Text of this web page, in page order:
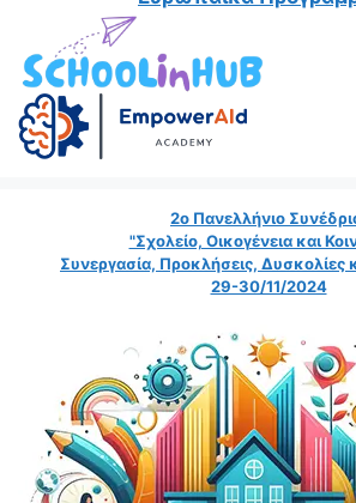
2ο Πανελλήνιο
"Σχολείο, Οικογένεια και
Συνεργασία, Προκλήσεις, Δυσκολίες
29-30/11/2024